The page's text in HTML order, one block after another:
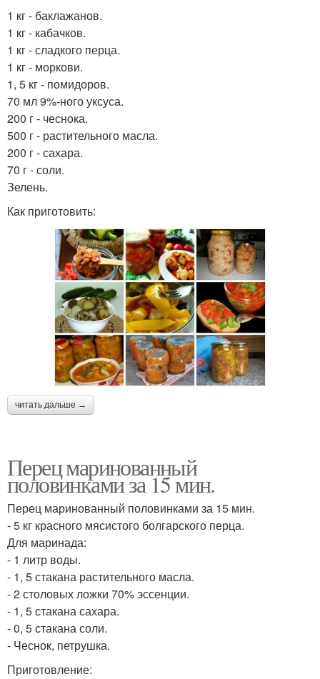
1 кг - баклажанов.
1 кг - кабачков.
1 кг - сладкого перца.
1 кг - моркови.
1, 5 кг - помидоров.
70 мл 9%-ного уксуса.
200 г - чеснока.
500 г - растительного масла.
200 г - сахара.
70 г - соли.
Зелень.
Как приготовить:
читать дальше →
Перец маринованный
половинками за 15 мин.
Перец маринованный половинками за 15 мин.
- 5 кг красного мясистого болгарского перца.
Для маринада:
- 1 литр воды.
- 1, 5 стакана растительного масла.
- 2 столовых ложки 70% эссенции.
- 1, 5 стакана сахара.
- 0, 5 стакана соли.
- Чеснок, петрушка.
Приготовление: